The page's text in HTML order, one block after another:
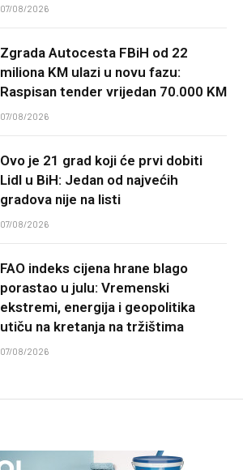
07/08/2026
Zgrada Autocesta FBiH od 22
miliona KM ulazi u novu fazu:
Raspisan tender vrijedan 70.000 KM
07/08/2026
Ovo je 21 grad koji će prvi dobiti
Lidl u BiH: Jedan od najvećih
gradova nije na listi
07/08/2026
FAO indeks cijena hrane blago
porastao u julu: Vremenski
ekstremi, energija i geopolitika
utiču na kretanja na tržištima
07/08/2026